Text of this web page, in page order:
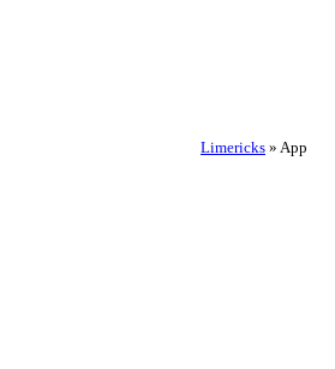
Limericks » App